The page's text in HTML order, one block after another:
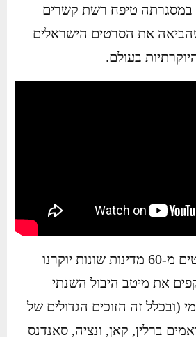
במסגרתה טיפח רשת קשרים
את הסרטים הישראלים
בעולם.
למעלה מ-200 סרטים מ-60 מדינות שונות יוקרנו
את מיטב היבול השנתי
(ובכלל זה הזוכים הגדולים של
ברלין, קאן, ונציה, סאנדנס